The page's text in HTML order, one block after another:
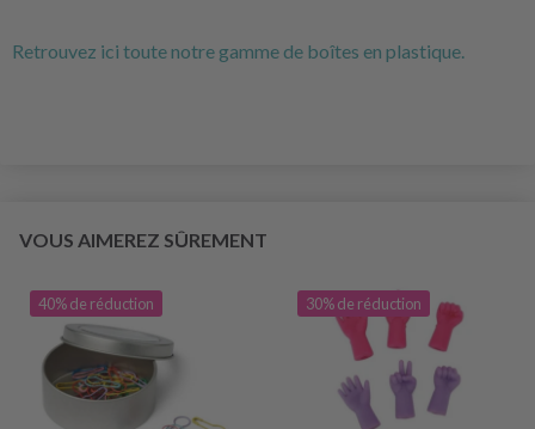
Retrouvez ici toute notre gamme de boîtes en plastique.
VOUS AIMEREZ SÛREMENT
40% de réduction 30% de réduction